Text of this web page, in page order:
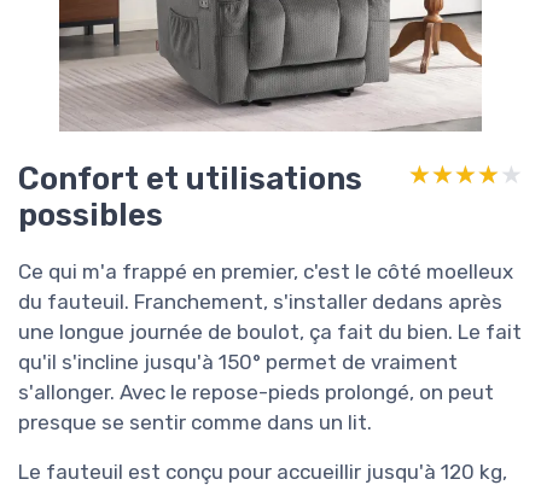
Confort et utilisations
possibles
★★★★★
★★★★★
Ce qui m'a frappé en premier, c'est le côté moelleux
du fauteuil. Franchement, s'installer dedans après
une longue journée de boulot, ça fait du bien. Le fait
qu'il s'incline jusqu'à 150° permet de vraiment
s'allonger. Avec le repose-pieds prolongé, on peut
presque se sentir comme dans un lit.
Le fauteuil est conçu pour accueillir jusqu'à 120 kg,